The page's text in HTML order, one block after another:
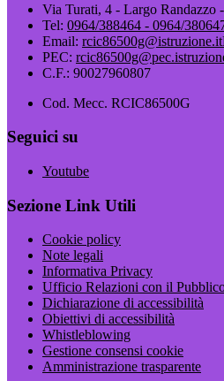
Via Turati, 4 - Largo Randazzo
Tel: 0964/388464 - 0964/
Email: rcic86500g@istruzione.it
PEC:
C.F.: 90027960807
Cod. Mecc. RCIC86500G
Seguici su
Youtube
Sezione Link Utili
Cookie policy
Note legali
Informativa Privacy
Ufficio Relazioni con il
Dichiarazione di accessibilità
Obiettivi di accessibilità
Whistleblowing
Gestione consensi cookie
Amministrazione trasparente